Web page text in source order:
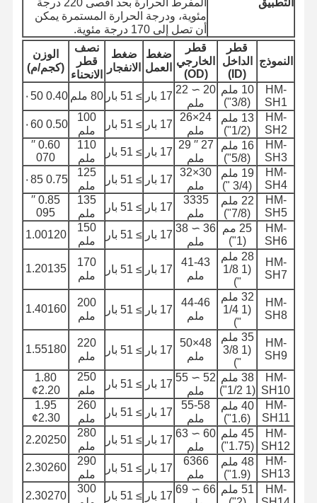
مضاد للاستعمال
خرطوم شفط الطين
أنبوب خرطوم المياه
أنبوب خرطوم الوقود
خرطوم الزيت الهيدروليكي
أنابيب الأنابيب السيراميكية
خرطوم البخار
خرطوم التعدين
خرطوم حمض الفوسفوريك
خرطوم معدني
أنابيب العائمة
خرطوم مدرع
مئوية، ودرجة الحرارة المستمرة يمكن
أن تصل إلى 170 درجة مئوية.
النموذج
قطر
الداخل
(ID)
قطر
الخارجي
(OD)
ضغط
العمل
ضغط
الانفجار
نصف
قطر
الانحناء
الوزن
(كجم/م)
HM-
SH1
10 ملم
(3/8")
20 ∼ 22
ملم
17 بار ≥ 51 بار 80 ملم
0.40 ٠50
HM-
SH2
13 ملم
(1/2")
24×26
ملم
17 بار ≥ 51 بار
100
ملم
0.50 ٠60
HM-
SH3
16 ملم
(5/8")
27 ′′ 29
ملم
17 بار ≥ 51 بار
110
ملم
0.60 ′′
070
HM-
SH4
19 ملم
(3/4 ")
30×32
ملم
17 بار ≥ 51 بار
125
ملم
0.75 ٠85
HM-
SH5
22 ملم
(7/8")
3335
ملم
17 بار ≥ 51 بار
135
ملم
0.85 ′′
095
HM-
SH6
25 مم
(1")
36 ∼ 38
ملم
17 بار ≥ 51 بار
150
ملم
1.00120
HM-
SH7
28 ملم
(1 1/8
")
41-43
ملم
17 بار ≥ 51 بار
170
ملم
1.20135
HM-
SH8
32 ملم
(1 1/4
")
44-46
ملم
17 بار ≥ 51 بار
200
ملم
1.40160
HM-
SH9
35 ملم
(1 3/8
")
48×50
ملم
17 بار ≥ 51 بار
220
ملم
1.55180
HM-
SH10
38 ملم
(1 1/2")
52 ∼ 55
ملم
17 بار ≥ 51 بار
250
ملم
1.80
¢2.20
HM-
SH11
40 ملم
(1.6")
55-58
ملم
17 بار ≥ 51 بار
260
ملم
1.95
¢2.30
HM-
SH12
45 ملم
(1.75")
60 ∼ 63
ملم
17 بار ≥ 51 بار
280
ملم
2.20250
HM-
SH13
48 ملم
(1.9")
6366
ملم
17 بار ≥ 51 بار
290
ملم
2.30260
HM-
51 ملم
66 ∼ 69
17 بار ≥ 51 بار
300
2.30270